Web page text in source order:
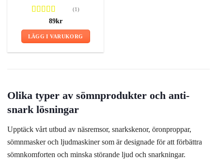
Betygsatt
5.00av 5
(1)
89kr
LÄGG I VARUKORG
Olika typer av sömnprodukter och anti-
snark lösningar
Upptäck vårt utbud av näsremsor, snarkskenor, öronproppar,
sömnmasker och ljudmaskiner som är designade för att förbättra
sömnkomforten och minska störande ljud och snarkningar.